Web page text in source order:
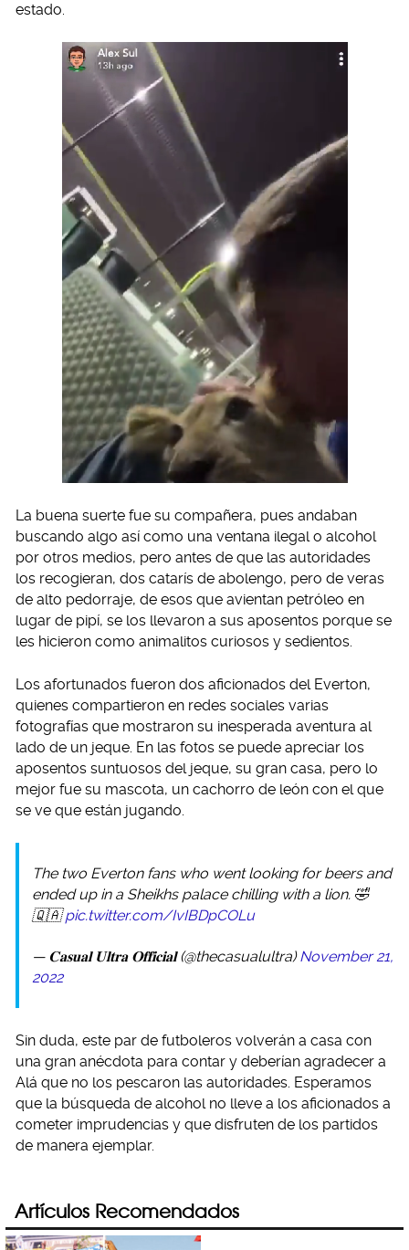
estado.
La buena suerte fue su compañera, pues andaban
buscando algo así como una ventana ilegal o alcohol
por otros medios, pero antes de que las autoridades
los recogieran, dos catarís de abolengo, pero de veras
de alto pedorraje, de esos que avientan petróleo en
lugar de pipí, se los llevaron a sus aposentos porque se
les hicieron como animalitos curiosos y sedientos.
Los afortunados fueron dos aficionados del Everton,
quienes compartieron en redes sociales varias
fotografías que mostraron su inesperada aventura al
lado de un jeque. En las fotos se puede apreciar los
aposentos suntuosos del jeque, su gran casa, pero lo
mejor fue su mascota, un cachorro de león con el que
se ve que están jugando.
The two Everton fans who went looking for beers and
ended up in a Sheikhs palace chilling with a lion. 🤣
🇶🇦pic.twitter.com/IvIBDpCOLu
— 𝐂𝐚𝐬𝐮𝐚𝐥 𝐔𝐥𝐭𝐫𝐚 𝐎𝐟𝐟𝐢𝐜𝐢𝐚𝐥 (@thecasualultra)November 21,
2022
Sin duda, este par de futboleros volverán a casa con
una gran anécdota para contar y deberían agradecer a
Alá que no los pescaron las autoridades. Esperamos
que la búsqueda de alcohol no lleve a los aficionados a
cometer imprudencias y que disfruten de los partidos
de manera ejemplar.
Artículos Recomendados